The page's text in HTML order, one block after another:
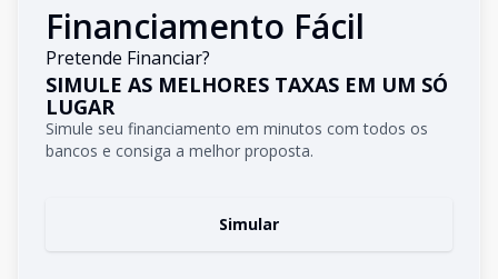
Financiamento Fácil
Pretende Financiar?
SIMULE AS MELHORES TAXAS EM UM SÓ
LUGAR
Simule seu financiamento em minutos com todos os
bancos e consiga a melhor proposta.
Simular